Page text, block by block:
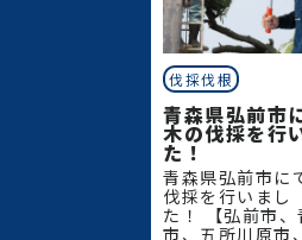
伐採伐根
青森県弘前市
木の伐採を行
た！
青森県弘前市に
伐採を行いまし
た！ 【弘前市、
市、五所川原市